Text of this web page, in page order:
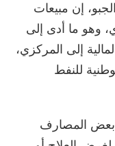
إن مبيعات
وهو ما أدى إلى
إلى المركزي،
للنفط
المصارف